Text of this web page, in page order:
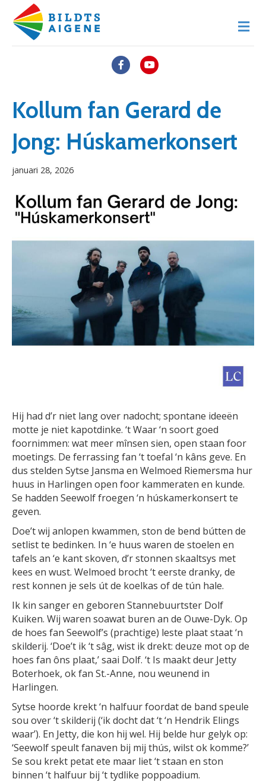
F
b
k
Y
t
u
M
e
n
Kollum fan Gerard de
Jong: Húskamerkonsert
januari 28, 2026
Hij had d’r niet lang over nadocht; spontane ideeën
motte je niet kapotdinke. ‘t Waar ‘n soort goed
foornimmen: wat meer mînsen sien, open staan foor
moetings. De ferrassing fan ‘t toefal ‘n kâns geve. En
dus stelden Sytse Jansma en Welmoed Riemersma hur
huus in Harlingen open foor kammeraten en kunde.
Se hadden Seewolf froegen ‘n húskamerkonsert te
geven.
Doe’t wij anlopen kwammen, ston de bend bútten de
setlist te bedinken. In ‘e huus waren de stoelen en
tafels an ‘e kant skoven, d’r stonnen skaaltsys met
kees en wust. Welmoed brocht ‘t eerste dranky, de
rest konnen je sels út de koelkas of de tún hale.
Ik kin sanger en geboren Stannebuurtster Dolf
Kuiken. Wij waren soawat buren an de Ouwe-Dyk. Op
de hoes fan Seewolf’s (prachtige) leste plaat staat ‘n
skilderij. ‘Doe’t ik ‘t sâg, wist ik drekt: deuze mot op de
hoes fan ôns plaat,’ saai Dolf. ‘t Is maakt deur Jetty
Boterhoek, ok fan St.-Anne, nou weunend in
Harlingen.
Sytse hoorde krekt ‘n halfuur foordat de band speule
sou over ‘t skilderij (‘ik docht dat ‘t ‘n Hendrik Elings
waar’). En Jetty, die kon hij wel. Hij belde hur gelyk op:
‘Seewolf speult fanaven bij mij thús, wilst ok komme?’
Se sou krekt petat ete maar liet ‘t staan en ston
binnen ‘t halfuur bij ‘t tydlike poppoadium.